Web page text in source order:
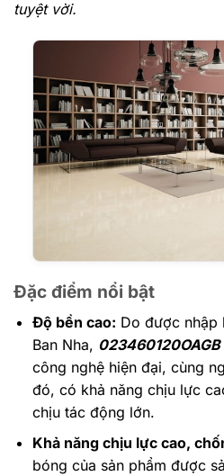
tuyệt vời.
Đặc điểm nổi bật
Độ bền cao: Do được nhập
Ban Nha, 023460120OAGB
công nghệ hiện đại, cùng
đó, có khả năng chịu lực
chịu tác động lớn.
Khả năng chịu lực cao,
bóng của sản phẩm được